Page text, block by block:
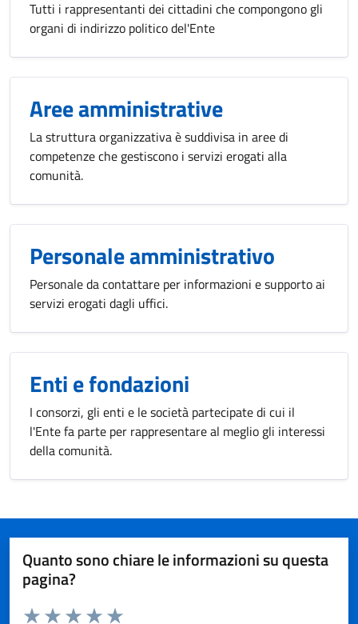
Tutti i rappresentanti dei cittadini che compongono gli
organi di indirizzo politico del'Ente
Aree amministrative
La struttura organizzativa è suddivisa in aree di
competenze che gestiscono i servizi erogati alla
comunità.
Personale amministrativo
Personale da contattare per informazioni e supporto ai
servizi erogati dagli uffici.
Enti e fondazioni
I consorzi, gli enti e le società partecipate di cui il
l'Ente fa parte per rappresentare al meglio gli interessi
della comunità.
Quanto sono chiare le informazioni su questa
pagina?
Valuta da 1 a 5 stelle la pagina